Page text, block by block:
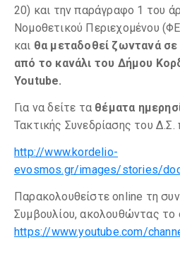
20) και την παράγραφο 1 του
Νομοθετικού Περιεχομένου
και θα μεταδοθεί ζωντανά
από το κανάλι του Δήμου
Youtube.
Για να δείτε τα θέματα
Τακτικής Συνεδρίασης του
http://www.kordelio-
evosmos.gr/images/stories/
Παρακολουθείστε online τη
Συμβουλίου, ακολουθώντας το
https://www.youtube.com/